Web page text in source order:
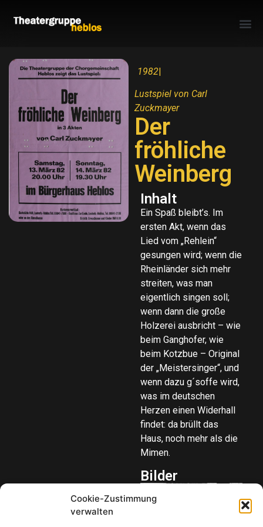
Cookie-Zustimmung
verwalten
1982|
Lustspiel von Carl
Zuckmayer
Der
fröhliche
Weinberg
Inhalt
Ein Spaß bleibt’s. Im
ersten Akt, wenn das
Lied vom „Rehlein“
gesungen wird; wenn die
Rheinländer sich mehr
streiten, was man
eigentlich singen soll;
wenn dann die große
Holzerei ausbricht – wie
beim Ganghofer, wie
beim Kotzbue – Original
der „Meistersinger“, und
wenn dazu g´soffe wird,
was im deutschen
Herzen einen Widerhall
findet: da brüllt das
Haus, noch mehr als die
Mimen.
Bilder